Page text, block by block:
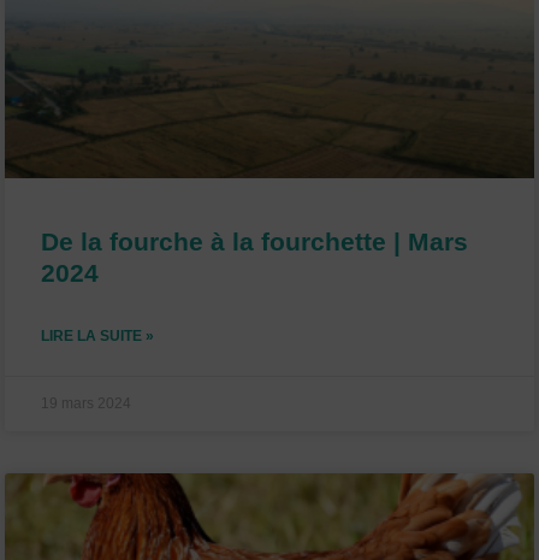
De la fourche à la fourchette | Mars
2024
LIRE LA SUITE »
19 mars 2024